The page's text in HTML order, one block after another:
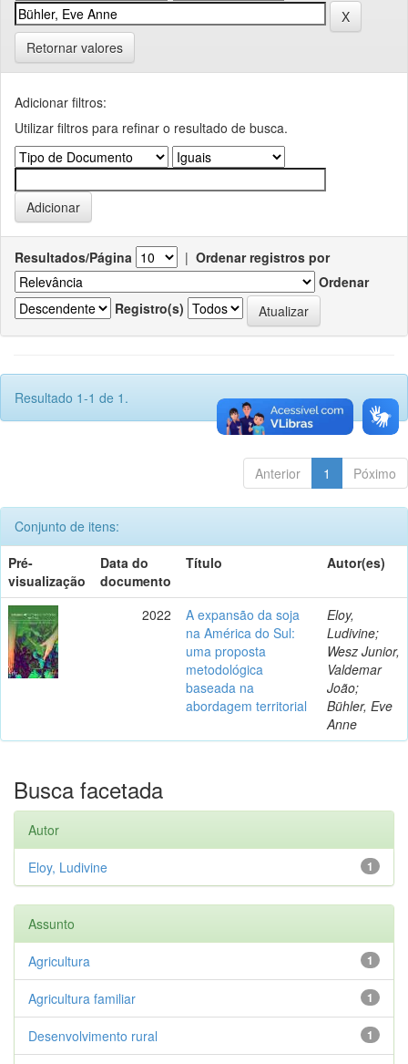
Retornar valores
Adicionar filtros:
Utilizar filtros para refinar o resultado de busca.
Resultados/Página | Ordenar registros por
Ordenar
Registro(s)
Resultado 1-1 de 1.
Anterior 1 Póximo
Conjunto de itens:
Pré-
visualização
Data do
documento
Título Autor(es)
2022
A expansão da soja
na América do Sul:
uma proposta
metodológica
baseada na
abordagem territorial
Eloy,
Ludivine;
Wesz Junior,
Valdemar
João;
Bühler, Eve
Anne
Busca facetada
Autor
1
Eloy, Ludivine
Assunto
1
Agricultura
1
Agricultura familiar
1
Desenvolvimento rural